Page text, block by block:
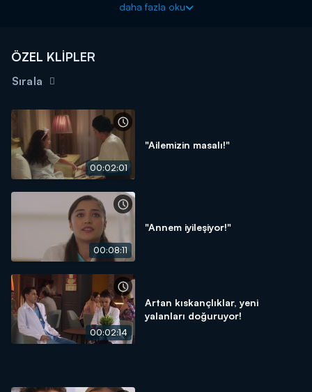
daha fazla oku
ÖZEL KLİPLER
Sırala
00:02:01
"Ailemizin masalı!"
00:08:11
"Annem iyileşiyor!"
00:02:14
Artan kıskançlıklar, yeni
yalanları doğuruyor!